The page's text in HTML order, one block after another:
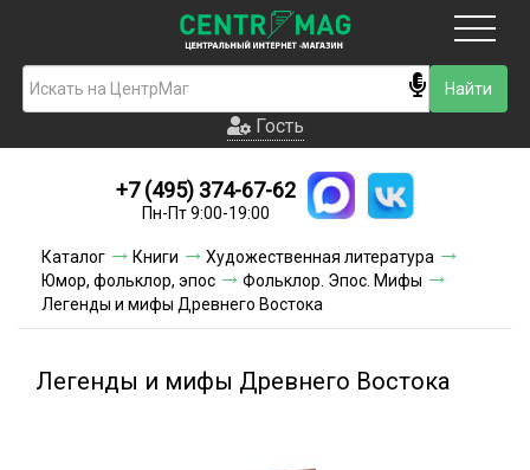
Гость
Новинки
Условия доставки
Условия оплаты
Гость
+7 (495) 374-67-62
Пн-Пт 9:00-19:00
Каталог Книги
Художественная литература
Юмор, фольклор, эпос
Фольклор. Эпос. Мифы
Легенды и мифы Древнего Востока
Легенды и мифы Древнего Востока